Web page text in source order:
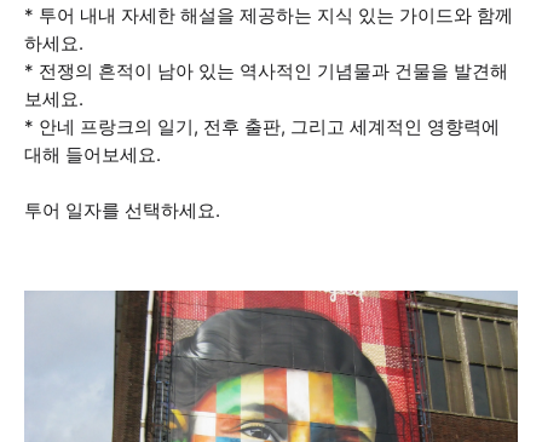
* 투어 내내 자세한 해설을 제공하는 지식 있는 가이드와 함께
하세요.
* 전쟁의 흔적이 남아 있는 역사적인 기념물과 건물을 발견해
보세요.
* 안네 프랑크의 일기, 전후 출판, 그리고 세계적인 영향력에
대해 들어보세요.
투어 일자를 선택하세요.